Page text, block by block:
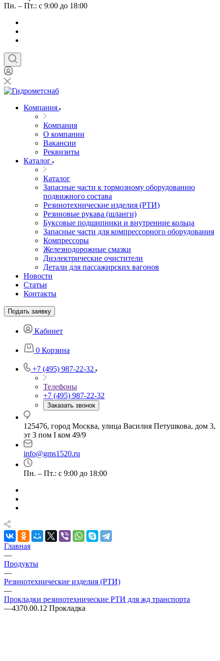
Пн. – Пт.: с 9:00 до 18:00
Компания
Компания
О компании
Вакансии
Реквизиты
Каталог
Каталог
Запасные части к тормозному оборудованию
подвижного состава
Резинотехнические изделия (РТИ)
Резиновые рукава (шланги)
Буксовые подшипники и внутренние кольца
Запасные части для компрессорного оборудования
Компрессоры
Железнодорожные смазки
Диэлектрические очистители
Детали для пассажирских вагонов
Новости
Статьи
Контакты
Подать заявку
Кабинет
0 Корзина
+7 (495) 987-22-32
Телефоны
+7 (495) 987-22-32
Заказать звонок
125476, город Москва, улица Василия Петушкова, дом 3,
эт 3 пом I ком 49/9
info@gms1520.ru
Пн. – Пт.: с 9:00 до 18:00
Главная
—
Продукты
—
Резинотехнические изделия (РТИ)
—
Прокладки резинотехнические РТИ для жд транспорта
—4370.00.12 Прокладка